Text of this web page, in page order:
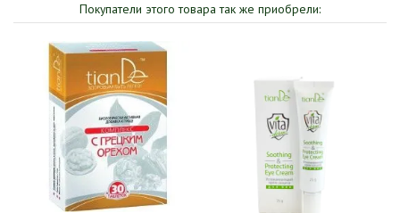
Покупатели этого товара так же приобрели: